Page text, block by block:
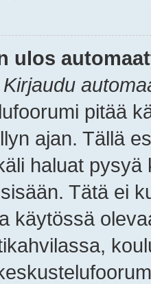
ulos
Kirjaudu
pitää
ajan. Tällä
haluat
Tätä ei
käytössä